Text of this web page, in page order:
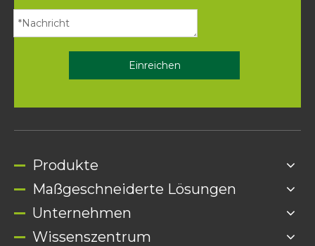
Einreichen
Produkte
Maßgeschneiderte Lösungen
Unternehmen
Wissenszentrum